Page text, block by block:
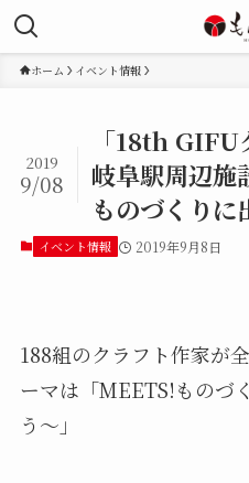
ホーム イベント情報
「18th
岐阜駅周辺施
ものづくりに
2019
9/08
イベント情報 2019年9月8日
188組のクラフト作家が
ーマは「MEETS!ものづ
う～」